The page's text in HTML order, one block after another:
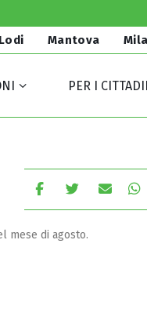
Lodi Mantova
PER I
mese di agosto.